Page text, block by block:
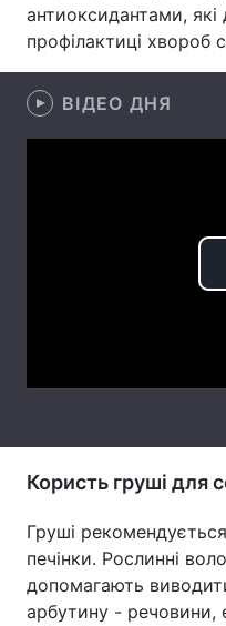
Тема оформлення
антиоксидантами,
профілактиці хвороб
ВІДЕО ДНЯ
Користь груші для
Груші
печінки. Рослинні
допомагають
арбутину - речовини,